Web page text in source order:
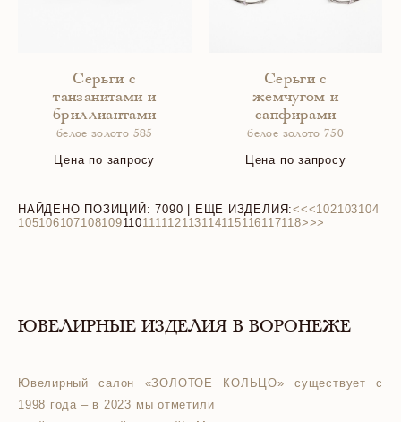
Серьги с
танзанитами и
бриллиантами
белое золото 585
Цена по запросу
Серьги с
жемчугом и
сапфирами
белое золото 750
Цена по запросу
НАЙДЕНО ПОЗИЦИЙ:7090 | ЕЩЕ ИЗДЕЛИЯ:<<<102103104
105106107108109110111112113114115116117118>>>
ЮВЕЛИРНЫЕ ИЗДЕЛИЯ В ВОРОНЕЖЕ
Ювелирный салон «ЗОЛОТОЕ КОЛЬЦО» существует с
1998 года – в 2023 мы отметили